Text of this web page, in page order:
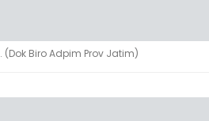
Biro Adpim Prov Jatim)